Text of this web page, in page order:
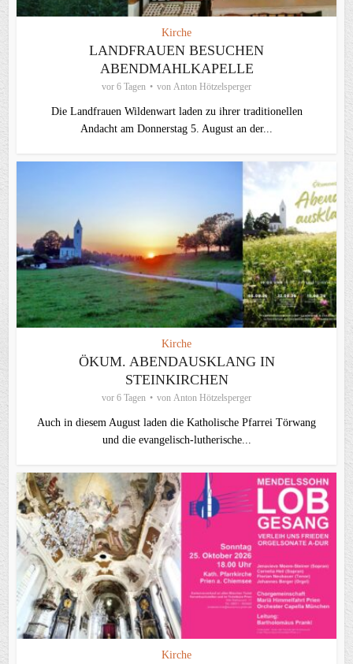
Kirche
LANDFRAUEN BESUCHEN
ABENDMAHLKAPELLE
vor 6 Tagen von Anton Hötzelsperger
Die Landfrauen Wildenwart laden zu ihrer traditionellen
Andacht am Donnerstag 5. August an der...
Kirche
ÖKUM. ABENDAUSKLANG IN
STEINKIRCHEN
vor 6 Tagen von Anton Hötzelsperger
Auch in diesem August laden die Katholische Pfarrei Törwang
und die evangelisch‑lutherische...
Kirche